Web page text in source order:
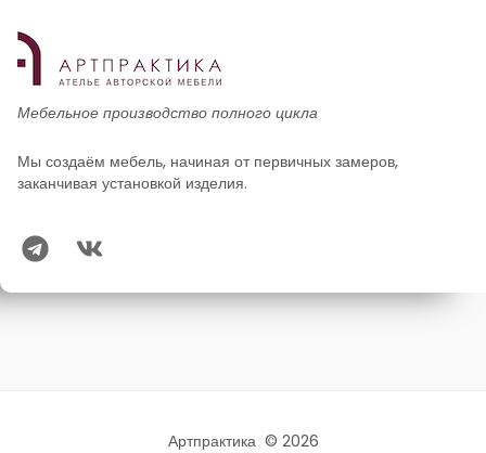
Мебельное производство полного цикла
Мы создаём мебель, начиная от первичных замеров,
заканчивая установкой изделия.
Артпрактика © 2026